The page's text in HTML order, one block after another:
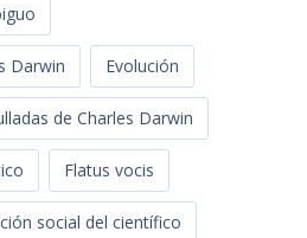
Darwin Evolución
de Charles Darwin
Flatus vocis
social del científico